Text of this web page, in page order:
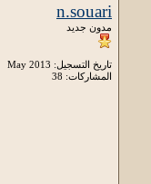
n.souari
مدون جديد
تاريخ التسجيل: May 2013
المشاركات: 38